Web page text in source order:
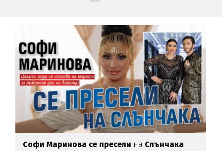
Софи Маринова се пресели на Слънчака